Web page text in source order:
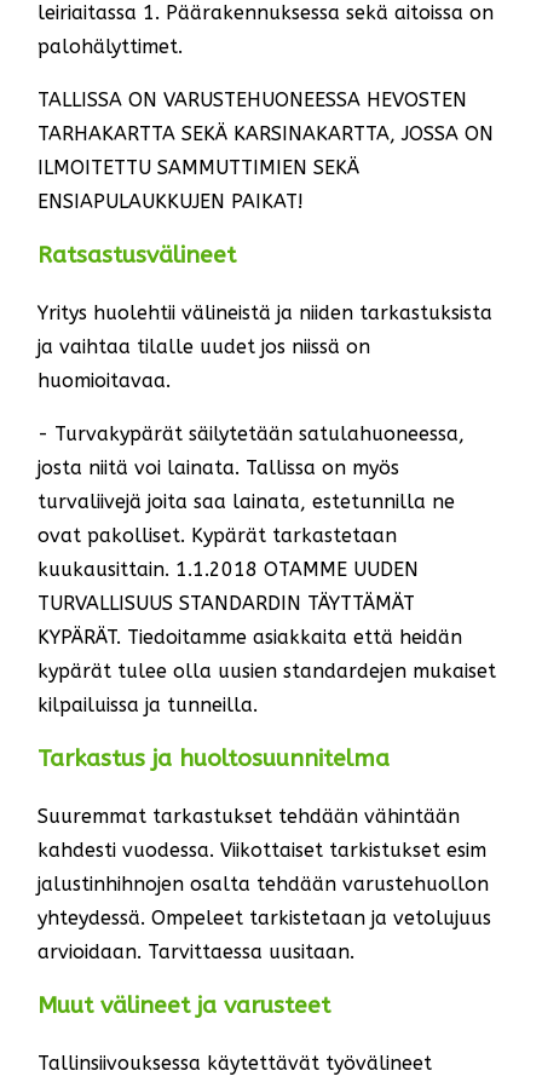
leiriaitassa 1. Päärakennuksessa sekä aitoissa on
palohälyttimet.
TALLISSA ON VARUSTEHUONEESSA HEVOSTEN
TARHAKARTTA SEKÄ KARSINAKARTTA, JOSSA ON
ILMOITETTU SAMMUTTIMIEN SEKÄ
ENSIAPULAUKKUJEN PAIKAT!
Ratsastusvälineet
Yritys huolehtii välineistä ja niiden tarkastuksista
ja vaihtaa tilalle uudet jos niissä on
huomioitavaa.
- Turvakypärät säilytetään satulahuoneessa,
josta niitä voi lainata. Tallissa on myös
turvaliivejä joita saa lainata, estetunnilla ne
ovat pakolliset. Kypärät tarkastetaan
kuukausittain. 1.1.2018 OTAMME UUDEN
TURVALLISUUS STANDARDIN TÄYTTÄMÄT
KYPÄRÄT. Tiedoitamme asiakkaita että heidän
kypärät tulee olla uusien standardejen mukaiset
kilpailuissa ja tunneilla.
Tarkastus ja huoltosuunnitelma
Suuremmat tarkastukset tehdään vähintään
kahdesti vuodessa. Viikottaiset tarkistukset esim
jalustinhihnojen osalta tehdään varustehuollon
yhteydessä. Ompeleet tarkistetaan ja vetolujuus
arvioidaan. Tarvittaessa uusitaan.
Muut välineet ja varusteet
Tallinsiivouksessa käytettävät työvälineet